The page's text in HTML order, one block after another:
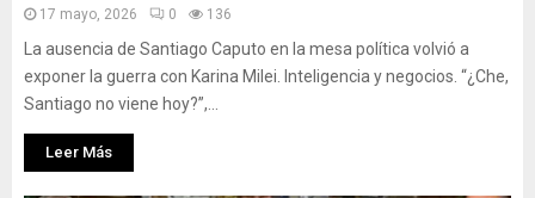
17 mayo, 2026 0 136
La ausencia de Santiago Caputo en la mesa política volvió a
exponer la guerra con Karina Milei. Inteligencia y negocios. “¿Che,
Santiago no viene hoy?”,...
Leer Más